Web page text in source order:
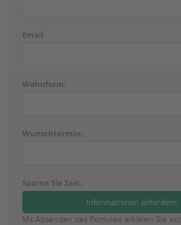
Email
Wohnform:
Wunschtermin:
Sparen Sie Zeit:
Mit Absenden des Fomulars erklären Sie